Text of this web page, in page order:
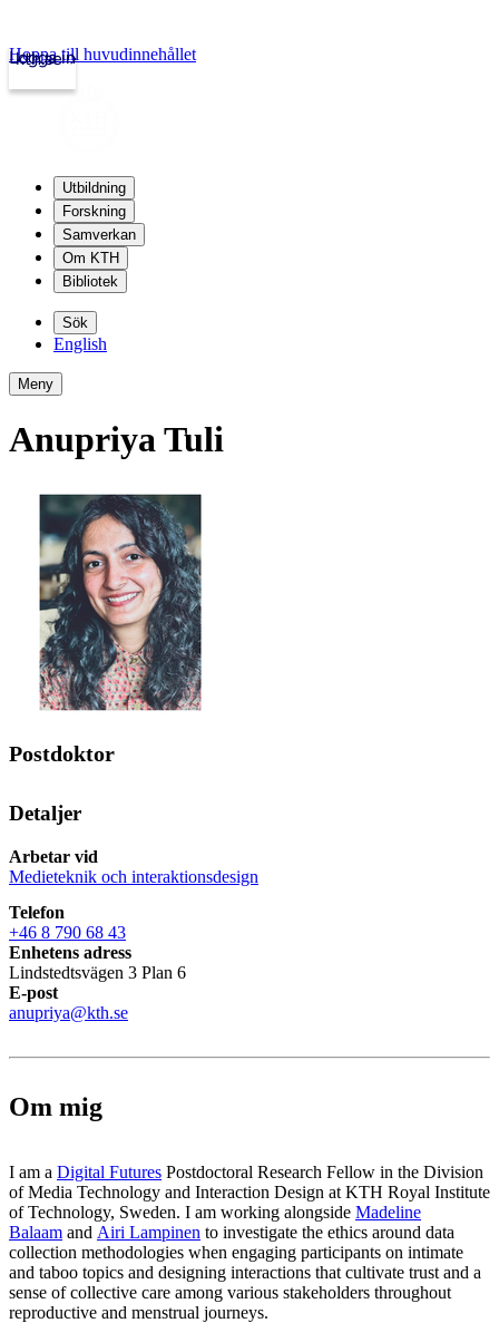
kth.se
Logga in
Hoppa till huvudinnehållet
Utbildning
Forskning
Samverkan
Om KTH
Bibliotek
Sök
English
Meny
Anupriya Tuli
Postdoktor
Detaljer
Arbetar vid
Medieteknik och interaktionsdesign
Telefon
+46 8 790 68 43
Enhetens adress
Lindstedtsvägen 3 Plan 6
E-post
anupriya@kth.se
Om mig
I am a Digital Futures Postdoctoral Research Fellow in the Division
of Media Technology and Interaction Design at KTH Royal Institute
of Technology, Sweden. I am working alongside Madeline
Balaam and Airi Lampinen to investigate the ethics around data
collection methodologies when engaging participants on intimate
and taboo topics and designing interactions that cultivate trust and a
sense of collective care among various stakeholders throughout
reproductive and menstrual journeys.